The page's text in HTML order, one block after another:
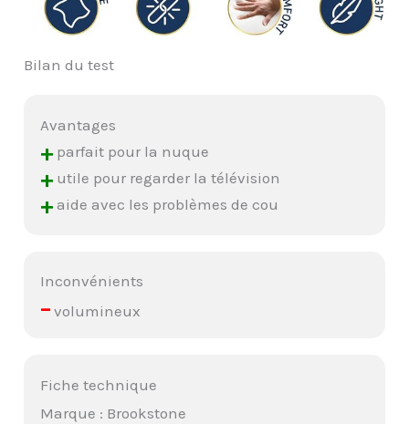
Bilan du test
Avantages
+ parfait pour la nuque
+ utile pour regarder la télévision
+ aide avec les problèmes de cou
Inconvénients
– volumineux
Fiche technique
Marque : Brookstone